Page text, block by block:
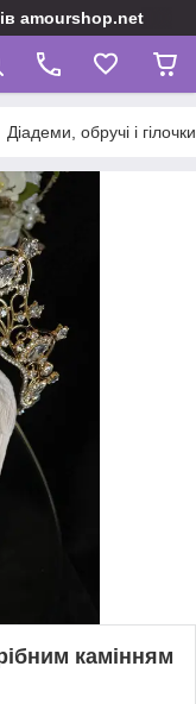
amourshop.net
Діадеми, обручі і гілочки
камінням